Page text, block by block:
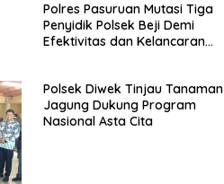
Polres Pasuruan Mutasi Tiga
Penyidik Polsek Beji Demi
Efektivitas dan Kelancaran
Polsek Diwek Tinjau Tanaman
Jagung Dukung Program
Nasional Asta Cita